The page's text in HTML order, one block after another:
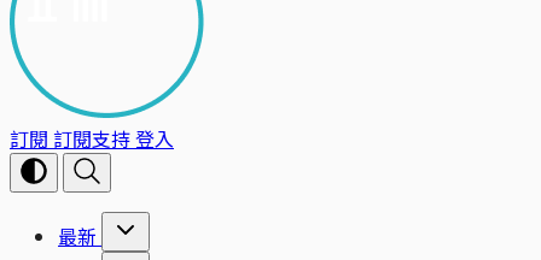
訂閱 訂閱支持登入
最新